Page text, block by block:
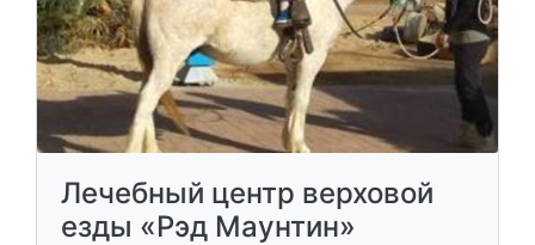
Лечебный центр верховой
езды «Рэд Маунтин»